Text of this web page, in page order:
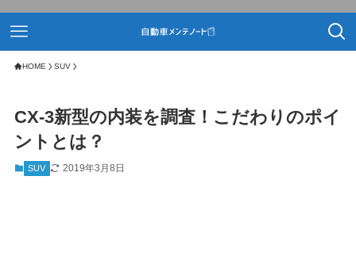
HOME SUV
CX-3新型の内装を調査！こだわりのポイ
ントとは？
SUV 2019年3月8日